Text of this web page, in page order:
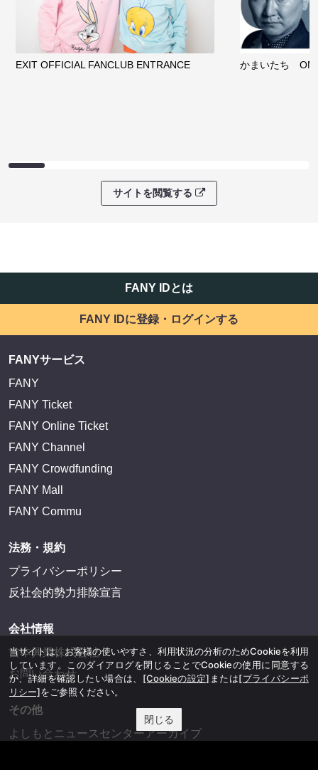
EXIT OFFICIAL FANCLUB ENTRANCE かまいたち
サイトを閲覧する
FANY IDとは
FANY IDに登録・ログインする
FANYサービス
FANY
FANY Ticket
FANY Online Ticket
FANY Channel
FANY Crowdfunding
FANY Mall
FANY Commu
法務・規約
プライバシーポリシー
反社会的勢力排除宣言
会社情報
吉本興業株式会社
お問い合わせ
その他
よしもとニュースセンターアーカイブ
当サイトは、お客様の使いやすさ、利用状況の分析のためCookieを利用
しています。このダイアログを閉じることでCookieの使用に同意する
か、詳細を確認したい場合は、 [Cookieの設定] または[プライバシーポ
リシー]をご参照ください。
閉じる